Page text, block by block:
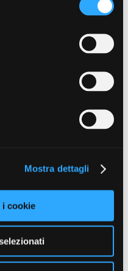
Mostra dettagli
cookie